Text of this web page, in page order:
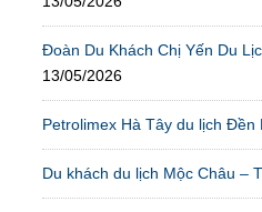
Đoàn Du Khách Chị Yến Du
13/05/2026
Petrolimex Hà Tây du lịch Đền
Du khách du lịch Mộc Châu –